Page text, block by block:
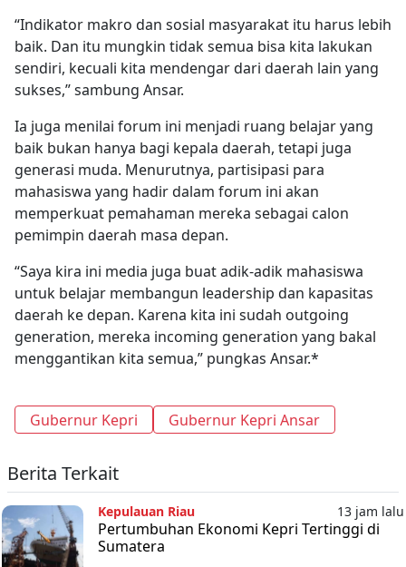
“Indikator makro dan sosial masyarakat itu harus lebih
baik. Dan itu mungkin tidak semua bisa kita lakukan
sendiri, kecuali kita mendengar dari daerah lain yang
sukses,” sambung Ansar.
Ia juga menilai forum ini menjadi ruang belajar yang
baik bukan hanya bagi kepala daerah, tetapi juga
generasi muda. Menurutnya, partisipasi para
mahasiswa yang hadir dalam forum ini akan
memperkuat pemahaman mereka sebagai calon
pemimpin daerah masa depan.
“Saya kira ini media juga buat adik-adik mahasiswa
untuk belajar membangun leadership dan kapasitas
daerah ke depan. Karena kita ini sudah outgoing
generation, mereka incoming generation yang bakal
menggantikan kita semua,” pungkas Ansar.*
Gubernur Kepri Gubernur Kepri Ansar
Berita Terkait
Kepulauan Riau 13 jam lalu
Pertumbuhan Ekonomi Kepri Tertinggi di
Sumatera